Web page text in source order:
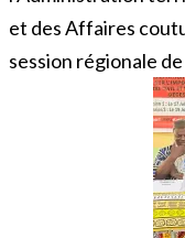
et des Affaires
session régionale